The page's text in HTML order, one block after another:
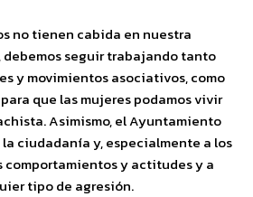
no tienen cabida en nuestra
debemos seguir trabajando tanto
y movimientos asociativos, como
que las mujeres podamos vivir
Asimismo, el Ayuntamiento
ciudadanía y, especialmente a los
comportamientos y actitudes y a
tipo de agresión.